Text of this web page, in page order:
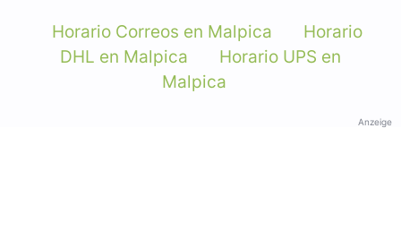
Horario Correos en Malpica
Horario
DHL en Malpica
Horario UPS en
Malpica
Anzeige